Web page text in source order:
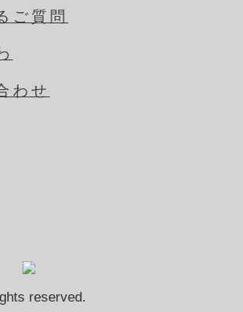
ご質問
わせ
reserved.